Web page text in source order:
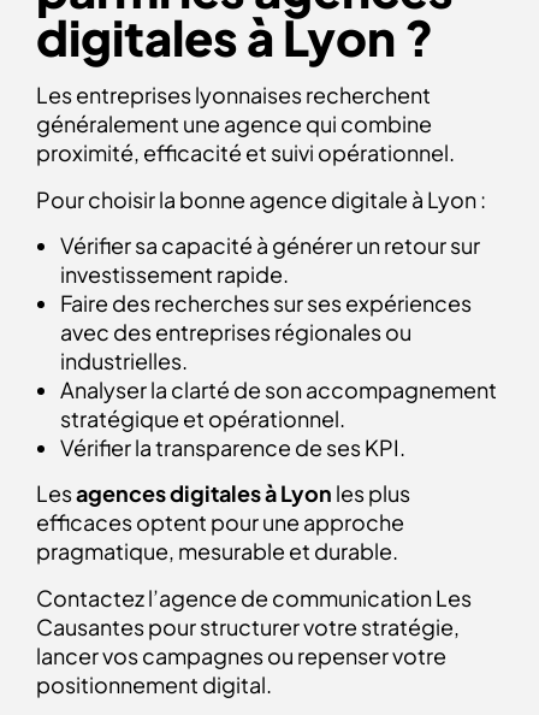
digitales à Lyon ?
Les entreprises lyonnaises recherchent
généralement une agence qui combine
proximité, efficacité et suivi opérationnel.
Pour choisir la bonne agence digitale à Lyon :
Vérifier sa capacité à générer un retour sur
investissement rapide.
Faire des recherches sur ses expériences
avec des entreprises régionales ou
industrielles.
Analyser la clarté de son accompagnement
stratégique et opérationnel.
Vérifier la transparence de ses KPI.
Lesagences digitales à Lyon les plus
efficaces optent pour une approche
pragmatique, mesurable et durable.
Contactez l’agence de communication Les
Causantes pour structurer votre stratégie,
lancer vos campagnes ou repenser votre
positionnement digital.